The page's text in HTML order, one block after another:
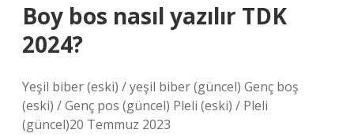
Boy bos nasıl yazılır TDK
2024?
Yeşil biber (eski) / yeşil biber (güncel) Genç boş
(eski) / Genç pos (güncel) Pleli (eski) / Pleli
(güncel)20 Temmuz 2023